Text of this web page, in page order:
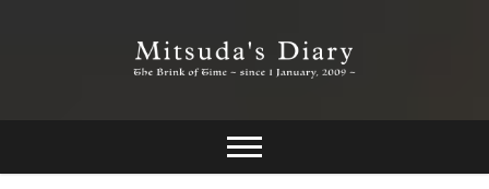
Mitsuda's Diary